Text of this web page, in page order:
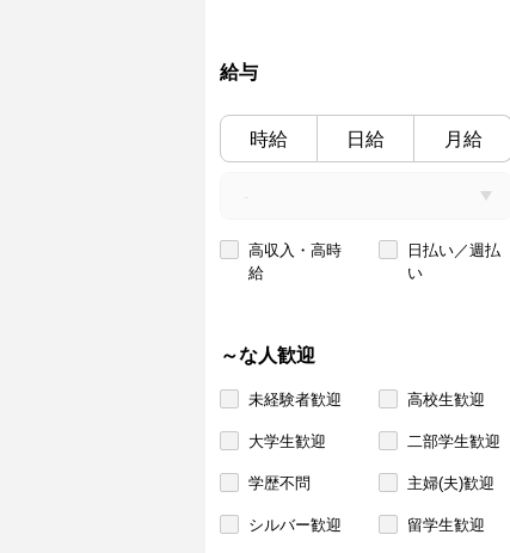
給与
時給 日給 月給
高収入・高時
給
日払い／週払
い
～な人歓迎
未経験者歓迎 高校生歓迎
大学生歓迎 二部学生歓迎
学歴不問 主婦(夫)歓迎
シルバー歓迎 留学生歓迎